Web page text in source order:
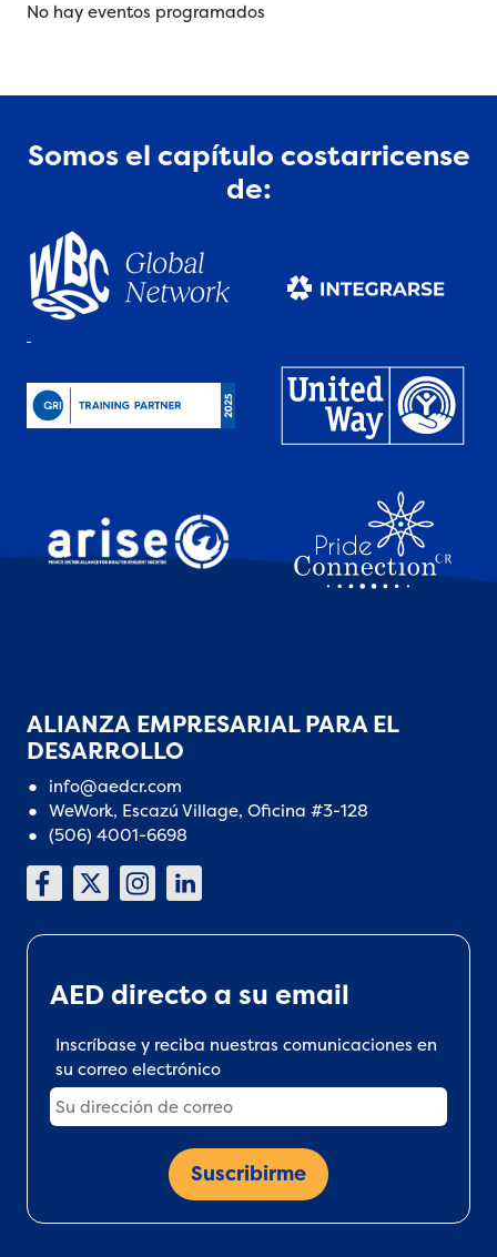
No hay eventos programados
Somos el capítulo costarricense
de:
ALIANZA EMPRESARIAL PARA EL
DESARROLLO
info@aedcr.com
WeWork, Escazú Village, Oficina #3-128
(506) 4001-6698
AED directo a su email
Inscríbase y reciba nuestras comunicaciones en
su correo electrónico